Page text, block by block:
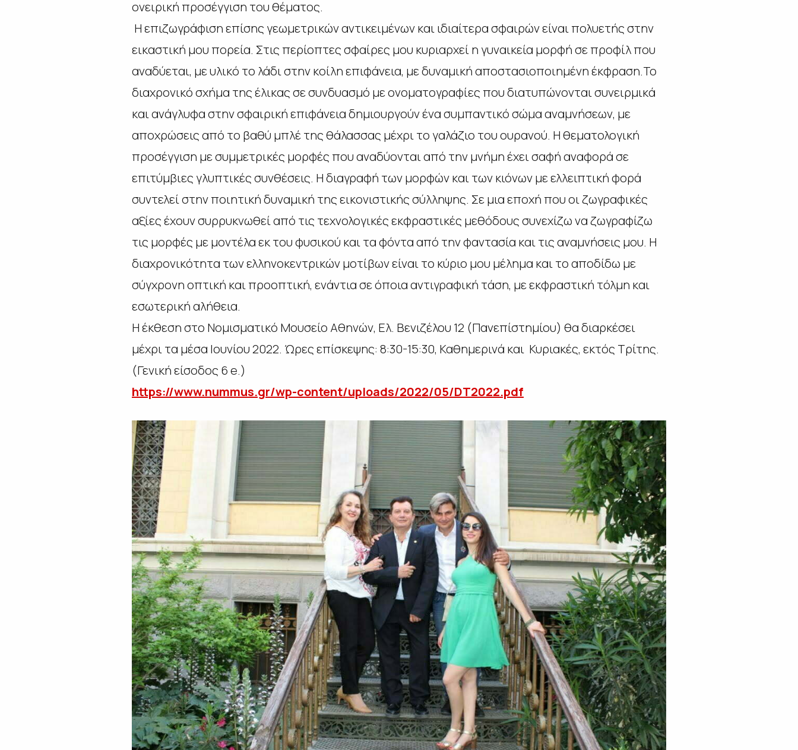
ονειρική προσέγγιση του θέματος.
Η επιζωγράφιση επίσης γεωμετρικών αντικειμένων και ιδιαίτερα σφαιρών είναι πολυετής στην
εικαστική μου πορεία. Στις περίοπτες σφαίρες μου κυριαρχεί η γυναικεία μορφή σε προφίλ που
αναδύεται, με υλικό το λάδι στην κοίλη επιφάνεια, με δυναμική αποστασιοποιημένη έκφραση.Το
διαχρονικό σχήμα της έλικας σε συνδυασμό με ονοματογραφίες που διατυπώνονται συνειρμικά
και ανάγλυφα στην σφαιρική επιφάνεια δημιουργούν ένα συμπαντικό σώμα αναμνήσεων, με
αποχρώσεις από το βαθύ μπλέ της θάλασσας μέχρι το γαλάζιο του ουρανού. Η θεματολογική
προσέγγιση με συμμετρικές μορφές που αναδύονται από την μνήμη έχει σαφή αναφορά σε
επιτύμβιες γλυπτικές συνθέσεις. Η διαγραφή των μορφών και των κιόνων με ελλειπτική φορά
συντελεί στην ποιητική δυναμική της εικονιστικής σύλληψης. Σε μια εποχή που οι ζωγραφικές
αξίες έχουν συρρυκνωθεί από τις τεχνολογικές εκφραστικές μεθόδους συνεχίζω να ζωγραφίζω
τις μορφές με μοντέλα εκ του φυσικού και τα φόντα από την φαντασία και τις αναμνήσεις μου. Η
διαχρονικότητα των ελληνοκεντρικών μοτίβων είναι το κύριο μου μέλημα και το αποδίδω με
σύγχρονη οπτική και προοπτική, ενάντια σε όποια αντιγραφική τάση, με εκφραστική τόλμη και
εσωτερική αλήθεια.
Η έκθεση στο Νομισματικό Μουσείο Αθηνών, Ελ. Βενιζέλου 12 (Πανεπίστημίου) θα διαρκέσει
μέχρι τα μέσα Ιουνίου 2022. Ώρες επίσκεψης: 8:30-15:30, Καθημερινά και Κυριακές, εκτός Τρίτης.
(Γενική είσοδος 6 e.)
https://www.nummus.gr/wp-content/uploads/2022/05/DT2022.pdf